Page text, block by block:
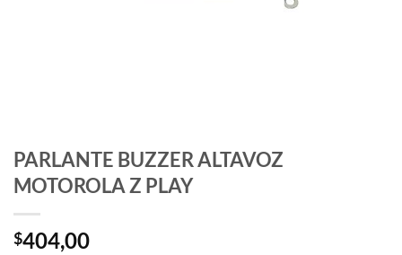
PARLANTE BUZZER ALTAVOZ
MOTOROLA Z PLAY
$404,00